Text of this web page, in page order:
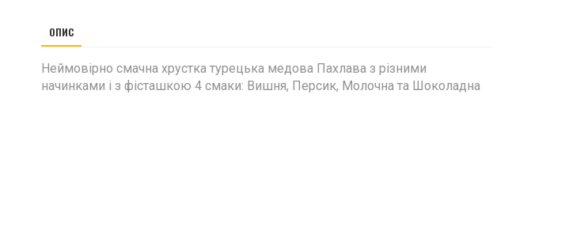
ОПИС
Неймовірно смачна хрустка турецька медова Пахлава з різними
начинками і з фісташкою 4 смаки: Вишня, Персик, Молочна та Шоколадна